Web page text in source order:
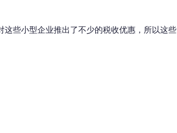
些小型企业推出了不少的税收优惠，所以这些